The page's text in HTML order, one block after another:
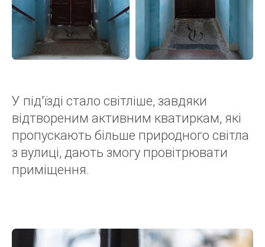
У під'їзді стало світліше, завдяки
відтвореним активним кватиркам, які
пропускають більше природного світла
з вулиці, дають змогу провітрювати
приміщення.